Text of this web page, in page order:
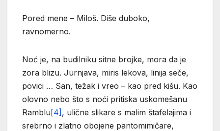
Pored mene – Miloš. Diše duboko,
ravnomerno.
Noć je, na budilniku sitne brojke, mora da je
zora blizu. Jurnjava, miris lekova, linija seče,
povici … San, težak i vreo – kao pred kišu. Kao
olovno nebo što s noći pritiska uskomešanu
Ramblu[4] , ulične slikare s malim štafelajima i
srebrno i zlatno obojene pantomimičare,